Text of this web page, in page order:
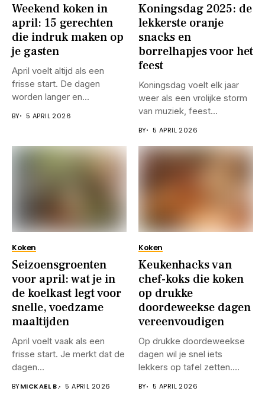
Weekend koken in
april: 15 gerechten
die indruk maken op
je gasten
April voelt altijd als een
frisse start. De dagen
worden langer en...
BY 5 APRIL 2026
Koningsdag 2025: de
lekkerste oranje
snacks en
borrelhapjes voor het
feest
Koningsdag voelt elk jaar
weer als een vrolijke storm
van muziek, feest...
BY 5 APRIL 2026
Koken
Seizoensgroenten
voor april: wat je in
de koelkast legt voor
snelle, voedzame
maaltijden
April voelt vaak als een
frisse start. Je merkt dat de
dagen...
BYMICKAEL B. 5 APRIL 2026
Koken
Keukenhacks van
chef-koks die koken
op drukke
doordeweekse dagen
vereenvoudigen
Op drukke doordeweekse
dagen wil je snel iets
lekkers op tafel zetten....
BY 5 APRIL 2026